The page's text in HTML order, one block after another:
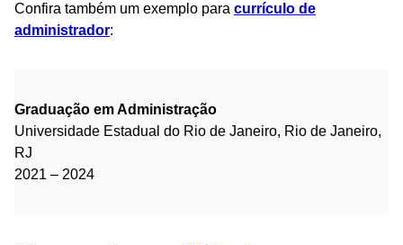
Confira também um exemplo para currículo de
administrador:
Graduação em Administração
Universidade Estadual do Rio de Janeiro, Rio de Janeiro,
RJ
2021 – 2024